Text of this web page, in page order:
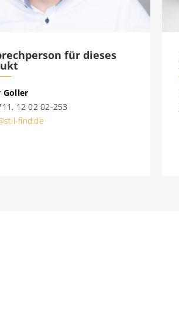
für dieses
Goller
12 02 02-253
find.de